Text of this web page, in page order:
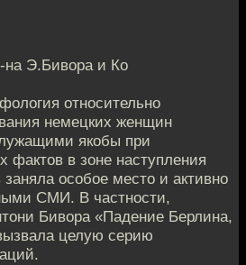
на Э.Бивора и Ко
относительно
немецких женщин
якобы при
фактов в зоне наступления
особое место и активно
СМИ. В частности,
Бивора «Падение Берлина,
целую серию